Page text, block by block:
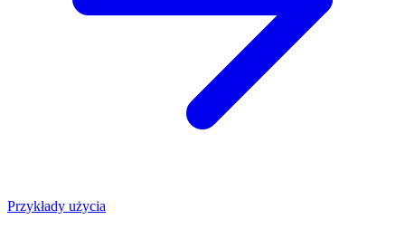
Przykłady użycia